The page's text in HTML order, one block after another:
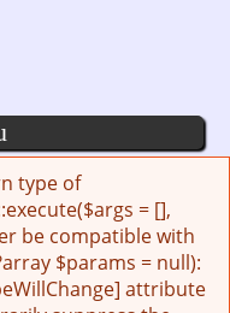
type of
= [],
be compatible with
$params = null):
attribute